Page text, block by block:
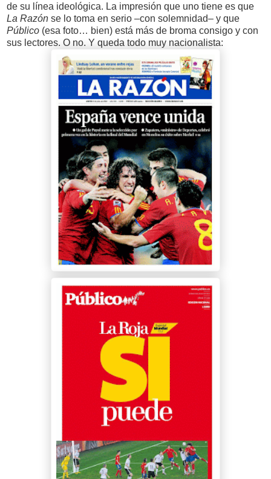
de su línea ideológica. La impresión que uno tiene es que
La Razón se lo toma en serio –con solemnidad– y que
Público (esa foto… bien) está más de broma consigo y con
sus lectores. O no. Y queda todo muy nacionalista: